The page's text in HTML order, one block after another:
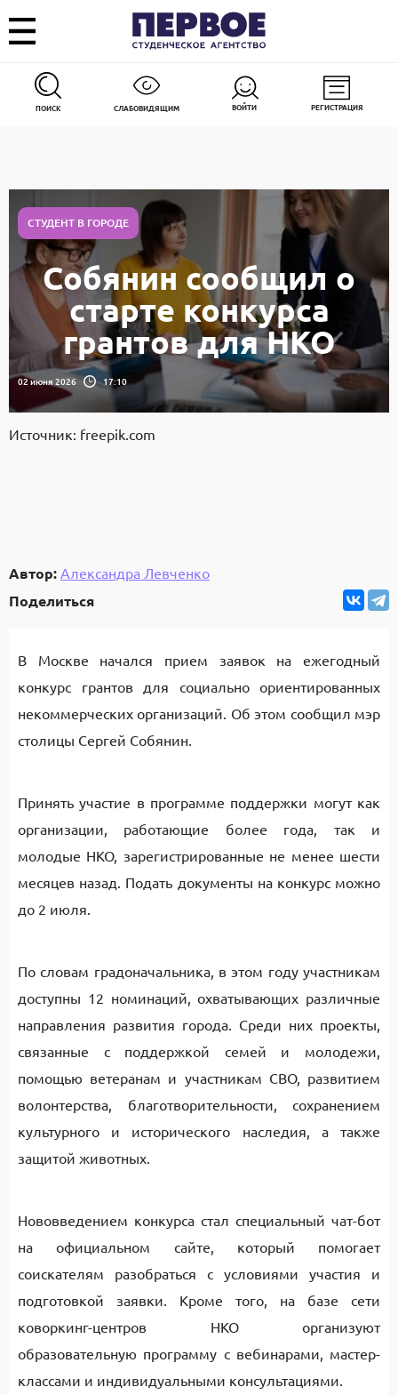
ПОИСК СЛАБОВИДЯЩИМ ВОЙТИ РЕГИСТРАЦИЯ
СТУДЕНТ В ГОРОДЕ
Собянин сообщил о
старте конкурса
грантов для НКО
02 июня 2026 17:10
Источник: freepik.com
Автор: Александра Левченко
Поделиться
В Москве начался прием заявок на ежегодный
конкурс грантов для социально ориентированных
некоммерческих организаций. Об этом сообщил мэр
столицы Сергей Собянин.
Принять участие в программе поддержки могут как
организации, работающие более года, так и
молодые НКО, зарегистрированные не менее шести
месяцев назад. Подать документы на конкурс можно
до 2 июля.
По словам градоначальника, в этом году участникам
доступны 12 номинаций, охватывающих различные
направления развития города. Среди них проекты,
связанные с поддержкой семей и молодежи,
помощью ветеранам и участникам СВО, развитием
волонтерства, благотворительности, сохранением
культурного и исторического наследия, а также
защитой животных.
Нововведением конкурса стал специальный чат-бот
на официальном сайте, который помогает
соискателям разобраться с условиями участия и
подготовкой заявки. Кроме того, на базе сети
коворкинг-центров НКО организуют
образовательную программу с вебинарами, мастер-
классами и индивидуальными консультациями.